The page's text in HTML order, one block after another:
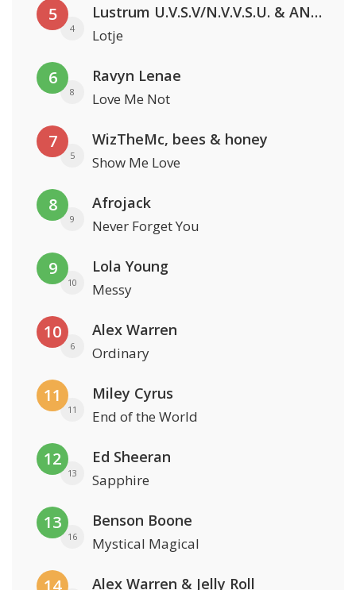
5
4
Lustrum U.V.S.V/N.V.V.S.U. & ANNO ONS & Jopke van Dobbenburgh & Roeland Beelen
Lotje
6
8
Ravyn Lenae
Love Me Not
7
5
WizTheMc, bees & honey
Show Me Love
8
9
Afrojack
Never Forget You
9
10
Lola Young
Messy
10
6
Alex Warren
Ordinary
11
11
Miley Cyrus
End of the World
12
13
Ed Sheeran
Sapphire
13
16
Benson Boone
Mystical Magical
Alex Warren & Jelly Roll